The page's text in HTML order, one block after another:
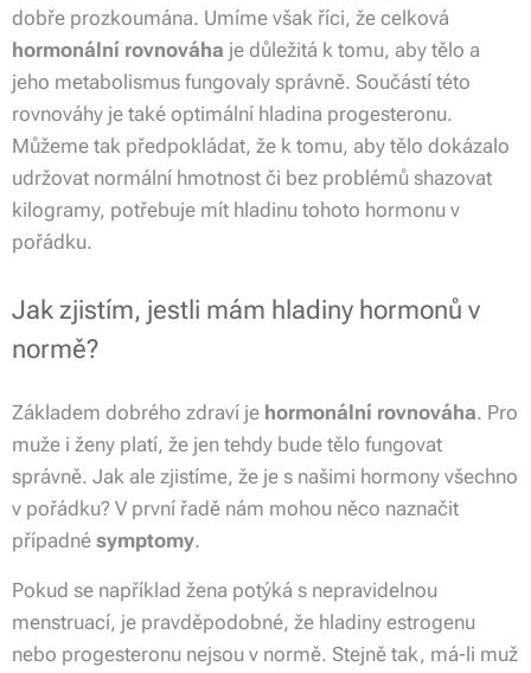
dobře prozkoumána. Umíme však říci, že celková
hormonální rovnováha je důležitá k tomu, aby tělo a
jeho metabolismus fungovaly správně. Součástí této
rovnováhy je také optimální hladina progesteronu.
Můžeme tak předpokládat, že k tomu, aby tělo dokázalo
udržovat normální hmotnost či bez problémů shazovat
kilogramy, potřebuje mít hladinu tohoto hormonu v
pořádku.
Jak zjistím, jestli mám hladiny hormonů v
normě?
Základem dobrého zdraví je hormonální rovnováha. Pro
muže i ženy platí, že jen tehdy bude tělo fungovat
správně. Jak ale zjistíme, že je s našimi hormony všechno
v pořádku? V první řadě nám mohou něco naznačit
případné symptomy.
Pokud se například žena potýká s nepravidelnou
menstruací, je pravděpodobné, že hladiny estrogenu
nebo progesteronu nejsou v normě. Stejně tak, má-li muž